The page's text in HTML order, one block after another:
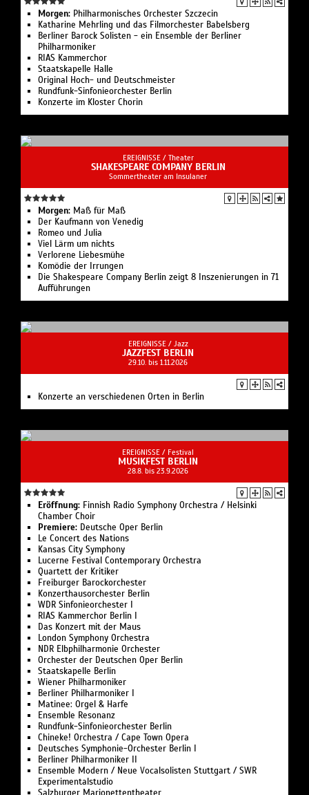
Morgen: Philharmonisches Orchester Szczecin
Katharine Mehrling und das Filmorchester Babelsberg
Berliner Barock Solisten - ein Ensemble der Berliner
Philharmoniker
RIAS Kammerchor
Staatskapelle Halle
Original Hoch- und Deutschmeister
Rundfunk-Sinfonieorchester Berlin
Konzerte im Kloster Chorin
EREIGNISSE / Theater
SHAKESPEARE COMPANY BERLIN
Sommertheater am Insulaner
Morgen: Maß für Maß
Der Kaufmann von Venedig
Romeo und Julia
Viel Lärm um nichts
Verlorene Liebesmühe
Komödie der Irrungen
Die Shakespeare Company Berlin zeigt 8 Inszenierungen in 71
Aufführungen
EREIGNISSE / Jazz
JAZZFEST BERLIN
29.10. bis 1.11.2026
Konzerte an verschiedenen Orten in Berlin
EREIGNISSE / Festival
MUSIKFEST BERLIN
28.8. bis 23.9.2026
Eröffnung: Finnish Radio Symphony Orchestra / Helsinki
Chamber Choir
Premiere: Deutsche Oper Berlin
Le Concert des Nations
Kansas City Symphony
Lucerne Festival Contemporary Orchestra
Quartett der Kritiker
Freiburger Barockorchester
Konzerthausorchester Berlin
WDR Sinfonieorchester I
RIAS Kammerchor Berlin I
Das Konzert mit der Maus
London Symphony Orchestra
NDR Elbphilharmonie Orchester
Orchester der Deutschen Oper Berlin
Staatskapelle Berlin
Wiener Philharmoniker
Berliner Philharmoniker I
Matinee: Orgel & Harfe
Ensemble Resonanz
Rundfunk-Sinfonieorchester Berlin
Chineke! Orchestra / Cape Town Opera
Deutsches Symphonie-Orchester Berlin I
Berliner Philharmoniker II
Ensemble Modern / Neue Vocalsolisten Stuttgart / SWR
Experimentalstudio